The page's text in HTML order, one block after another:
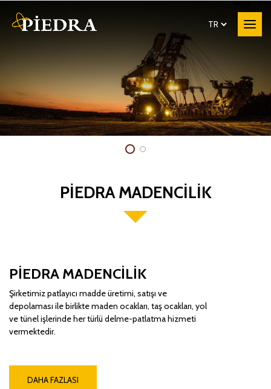
PİEDRA MADENCİLİK
PİEDRA MADENCİLİK
Şirketimiz patlayıcı madde üretimi, satışı ve
depolaması ile birlikte maden ocakları, taş ocakları, yol
ve tünel işlerinde her türlü delme-patlatma hizmeti
vermektedir.
DAHA FAZLASI